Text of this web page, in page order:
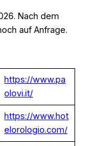
Nach dem
auf Anfrage.
https://www.pa
olovi.it/
https://www.hot
elorologio.com/